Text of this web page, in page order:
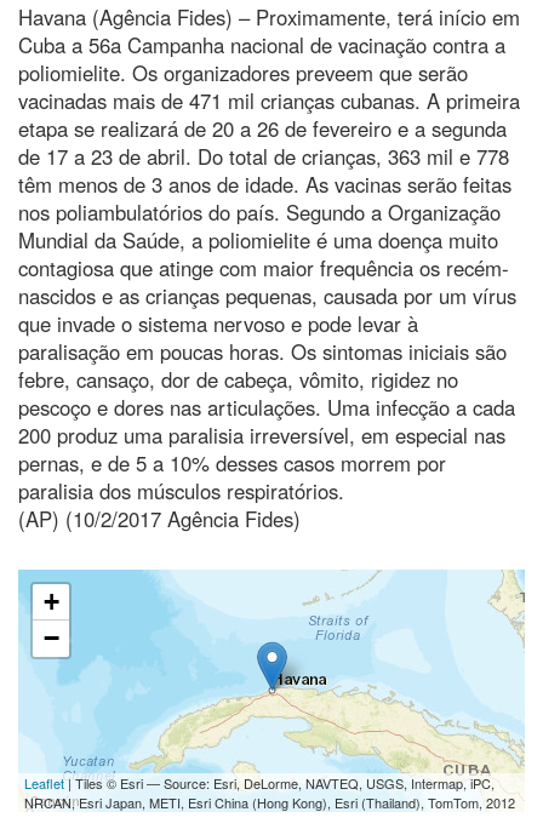
Havana (Agência Fides) – Proximamente, terá início em
Cuba a 56a Campanha nacional de vacinação contra a
poliomielite. Os organizadores preveem que serão
vacinadas mais de 471 mil crianças cubanas. A primeira
etapa se realizará de 20 a 26 de fevereiro e a segunda
de 17 a 23 de abril. Do total de crianças, 363 mil e 778
têm menos de 3 anos de idade. As vacinas serão feitas
nos poliambulatórios do país. Segundo a Organização
Mundial da Saúde, a poliomielite é uma doença muito
contagiosa que atinge com maior frequência os recém-
nascidos e as crianças pequenas, causada por um vírus
que invade o sistema nervoso e pode levar à
paralisação em poucas horas. Os sintomas iniciais são
febre, cansaço, dor de cabeça, vômito, rigidez no
pescoço e dores nas articulações. Uma infecção a cada
200 produz uma paralisia irreversível, em especial nas
pernas, e de 5 a 10% desses casos morrem por
paralisia dos músculos respiratórios.
(AP) (10/2/2017 Agência Fides)
+
−
Leaflet| Tiles © Esri — Source: Esri, DeLorme, NAVTEQ, USGS, Intermap, iPC,
NRCAN, Esri Japan, METI, Esri China (Hong Kong), Esri (Thailand), TomTom, 2012